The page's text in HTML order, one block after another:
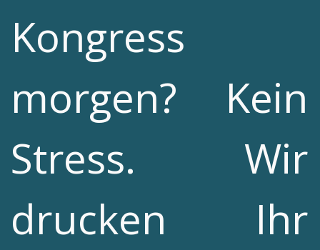
Kongress
morgen? Kein
Stress. Wir
drucken Ihr